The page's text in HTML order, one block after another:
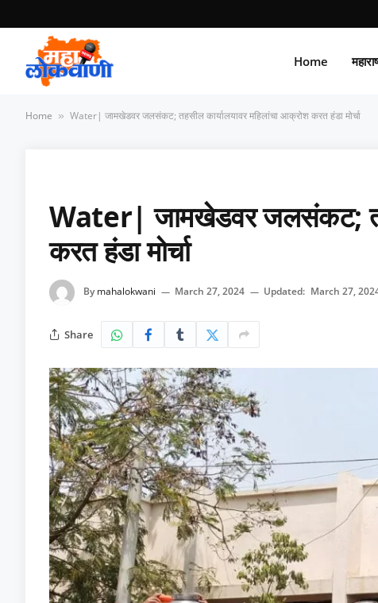
Home
Home » Water| जामखेडवर जलसंकट; तहसील कार्यालयावर महिलांचा आक्रोश करत हंडा मोर्चा
Water| जामखेडवर जलसंकट;
करत हंडा मोर्चा
By mahalokwani March 27, 2024 Updated: March 27,
Share